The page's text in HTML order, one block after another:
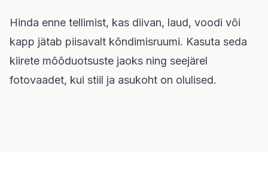
Toa pindala kalkulaator
Arvuta põrand ja seinad enne planeerimist.
Vaiba suuruse kalkulaator
Leia toa jaoks algne vaiba suurus.
Hinda enne tellimist, kas diivan, laud, voodi või
kapp jätab piisavalt kõndimisruumi. Kasuta seda
kiirete mõõduotsuste jaoks ning seejärel
fotovaadet, kui stiil ja asukoht on olulised.